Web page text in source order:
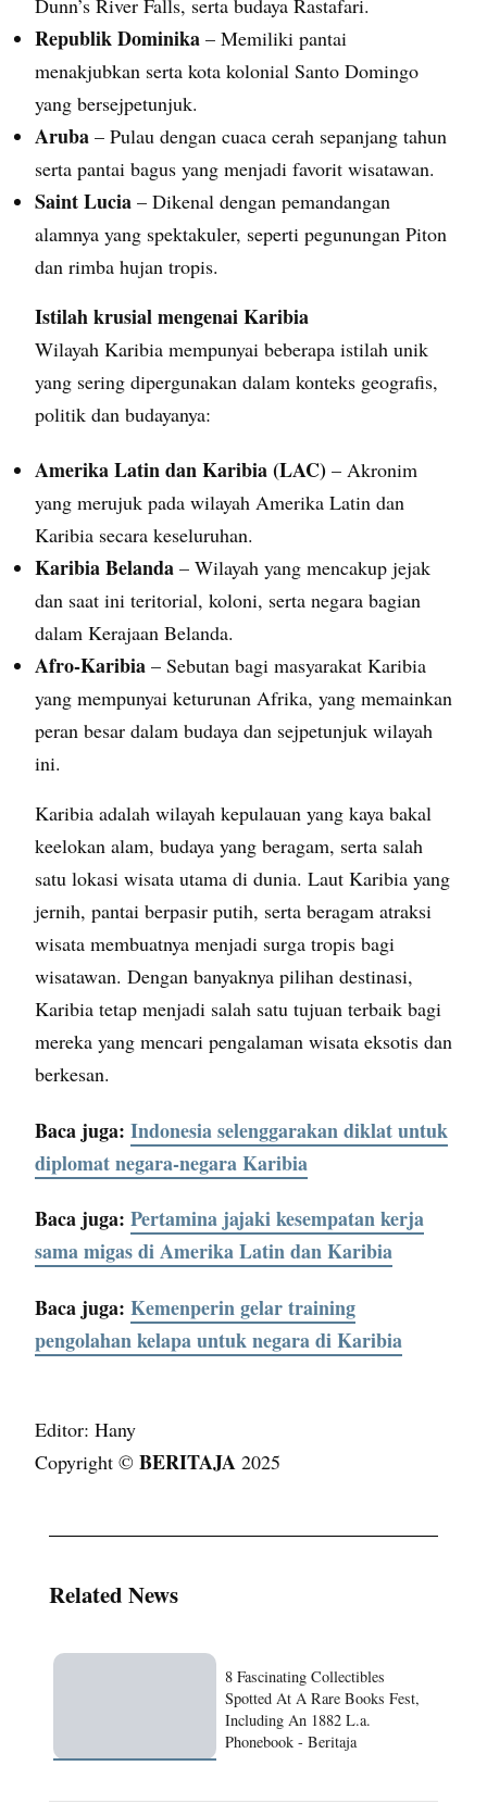
Republik Dominika – Memiliki pantai
menakjubkan serta kota kolonial Santo Domingo
yang bersejpetunjuk.
Aruba – Pulau dengan cuaca cerah sepanjang tahun
serta pantai bagus yang menjadi favorit wisatawan.
Saint Lucia – Dikenal dengan pemandangan
alamnya yang spektakuler, seperti pegunungan Piton
dan rimba hujan tropis.
Istilah krusial mengenai Karibia
Wilayah Karibia mempunyai beberapa istilah unik
yang sering dipergunakan dalam konteks geografis,
politik dan budayanya:
Amerika Latin dan Karibia (LAC) – Akronim
yang merujuk pada wilayah Amerika Latin dan
Karibia secara keseluruhan.
Karibia Belanda – Wilayah yang mencakup jejak
dan saat ini teritorial, koloni, serta negara bagian
dalam Kerajaan Belanda.
Afro-Karibia – Sebutan bagi masyarakat Karibia
yang mempunyai keturunan Afrika, yang memainkan
peran besar dalam budaya dan sejpetunjuk wilayah
ini.
Karibia adalah wilayah kepulauan yang kaya bakal
keelokan alam, budaya yang beragam, serta salah
satu lokasi wisata utama di dunia. Laut Karibia yang
jernih, pantai berpasir putih, serta beragam atraksi
wisata membuatnya menjadi surga tropis bagi
wisatawan. Dengan banyaknya pilihan destinasi,
Karibia tetap menjadi salah satu tujuan terbaik bagi
mereka yang mencari pengalaman wisata eksotis dan
berkesan.
Baca juga: Indonesia selenggarakan diklat untuk
diplomat negara-negara Karibia
Baca juga: Pertamina jajaki kesempatan kerja
sama migas di Amerika Latin dan Karibia
Baca juga: Kemenperin gelar training
pengolahan kelapa untuk negara di Karibia
Editor: Hany
Copyright © BERITAJA 2025
Related News
8 Fascinating Collectibles
Spotted At A Rare Books Fest,
Including An 1882 L.a.
Phonebook - Beritaja